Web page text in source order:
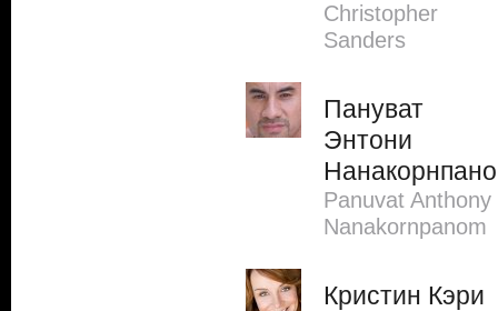
Christopher
Sanders
Пануват
Энтони
Panuvat Anthony
Nanakornpanom
Кристин Кэри